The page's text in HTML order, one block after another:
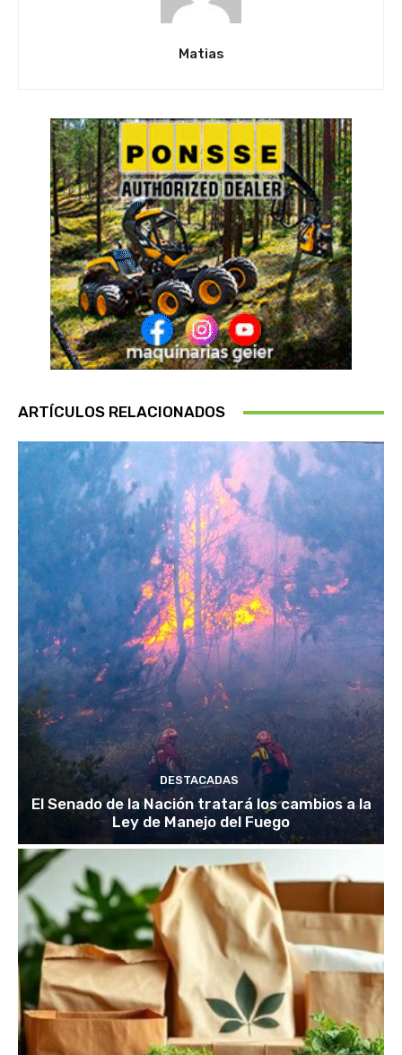
Matias
ARTÍCULOS RELACIONADOS
DESTACADAS
El Senado de la Nación tratará los cambios a la
Ley de Manejo del Fuego